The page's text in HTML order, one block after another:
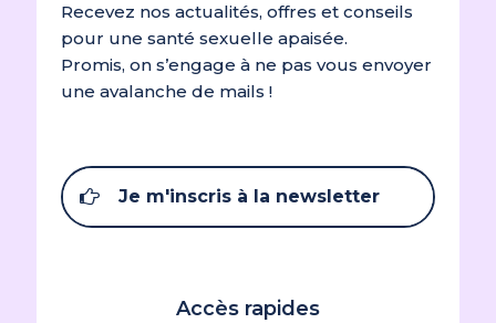
Recevez nos actualités, offres et conseils
pour une santé sexuelle apaisée.
Promis, on s’engage à ne pas vous envoyer
une avalanche de mails !
Je m'inscris à la newsletter
Accès rapides